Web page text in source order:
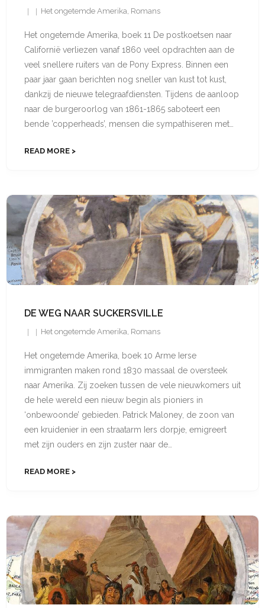
Het ongetemde Amerika, Romans
Het ongetemde Amerika, boek 11 De postkoetsen naar
Californië verliezen vanaf 1860 veel opdrachten aan de
veel snellere ruiters van de Pony Express. Binnen een
paar jaar gaan berichten nog sneller van kust tot kust,
dankzij de nieuwe telegraafdiensten. Tijdens de aanloop
naar de burger­oorlog van 1861-1865 saboteert een
bende ’copperheads’, mensen die sympathiseren met…
READ MORE
DE WEG NAAR SUCKERSVILLE
Het ongetemde Amerika Romans
Het ongetemde Amerika, boek 10 Arme Ierse
immigranten maken rond 1830 massaal de oversteek
naar Amerika. Zij zoeken tussen de vele nieuwkomers uit
de hele wereld een nieuw begin als pioniers in
‘onbewoonde’ gebieden. Patrick Maloney, de zoon van
een kruidenier in een straatarm Iers dorpje, emigreert
met zijn ouders en zijn zuster naar de…
READ MORE